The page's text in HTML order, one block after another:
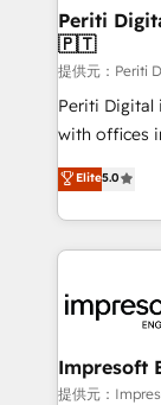
products
difference.
Periti Digital 🇬🇧 🇺🇸 🇮🇪 🇨🇦
🇵🇹
提供元：
Periti Digital
with offices
and New York. 🔎 We are focused on
revenue-
complete
and
results. 🎯 We present a solution-centric approach
and we're
of
value from the
Elite5.0
Impresoft
提供元：